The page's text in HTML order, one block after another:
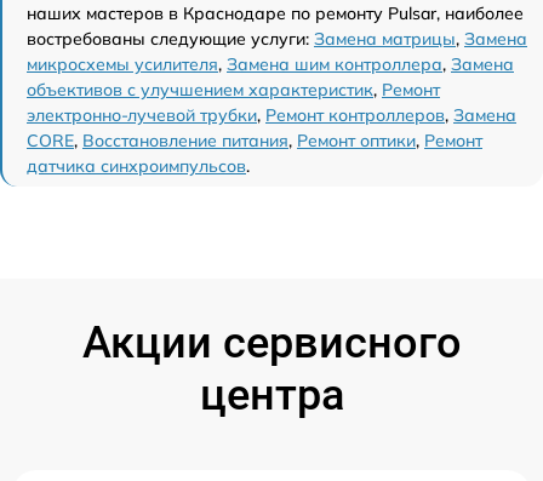
наших мастеров в Краснодаре по ремонту Pulsar, наиболее
востребованы следующие услуги: Замена матрицы, Замена
микросхемы усилителя, Замена шим контроллера, Замена
объективов с улучшением характеристик, Ремонт
электронно-лучевой трубки, Ремонт контроллеров, Замена
CORE, Восстановление питания, Ремонт оптики, Ремонт
датчика синхроимпульсов.
Акции сервисного
центра